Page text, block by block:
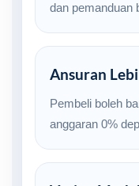
dan pemanduan
Ansuran
Pembeli boleh
anggaran 0%